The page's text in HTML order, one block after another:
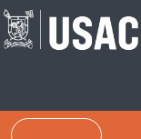
Passar para o
Pesquisar